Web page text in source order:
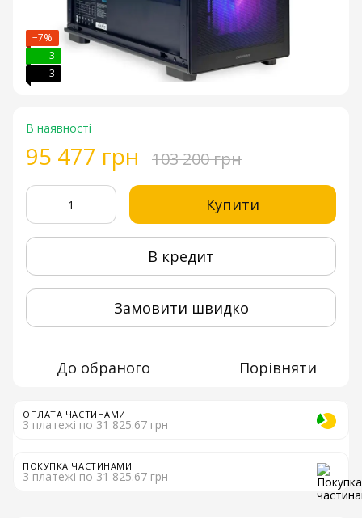
−7%
3
3
В наявності
95 477 грн 103 200 грн
Купити
В кредит
Замовити швидко
До обраного Порівняти
ОПЛАТА ЧАСТИНАМИ
3 платежі по 31 825.67 грн
ПОКУПКА ЧАСТИНАМИ
3 платежі по 31 825.67 грн